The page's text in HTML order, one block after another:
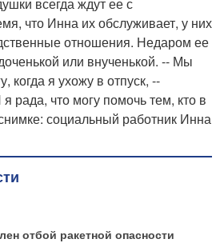
что Инна их обслуживает, у них
отношения. Недаром ее
или внученькой. -- Мы
когда я ухожу в отпуск, --
рада, что могу помочь тем, кто в
социальный работник Инна
отбой ракетной опасности